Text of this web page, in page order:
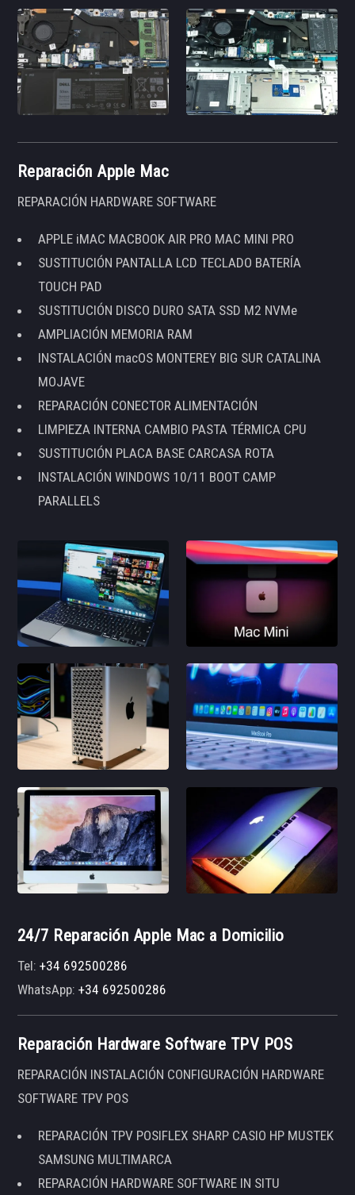
Reparación Apple Mac
REPARACIÓN HARDWARE SOFTWARE
APPLE iMAC MACBOOK AIR PRO MAC MINI PRO
SUSTITUCIÓN PANTALLA LCD TECLADO BATERÍA
TOUCH PAD
SUSTITUCIÓN DISCO DURO SATA SSD M2 NVMe
AMPLIACIÓN MEMORIA RAM
INSTALACIÓN macOS MONTEREY BIG SUR CATALINA
MOJAVE
REPARACIÓN CONECTOR ALIMENTACIÓN
LIMPIEZA INTERNA CAMBIO PASTA TÉRMICA CPU
SUSTITUCIÓN PLACA BASE CARCASA ROTA
INSTALACIÓN WINDOWS 10/11 BOOT CAMP
PARALLELS
24/7 Reparación Apple Mac a Domicilio
Tel:+34 692500286
WhatsApp:+34 692500286
Reparación Hardware Software TPV POS
REPARACIÓN INSTALACIÓN CONFIGURACIÓN HARDWARE
SOFTWARE TPV POS
REPARACIÓN TPV POSIFLEX SHARP CASIO HP MUSTEK
SAMSUNG MULTIMARCA
REPARACIÓN HARDWARE SOFTWARE IN SITU